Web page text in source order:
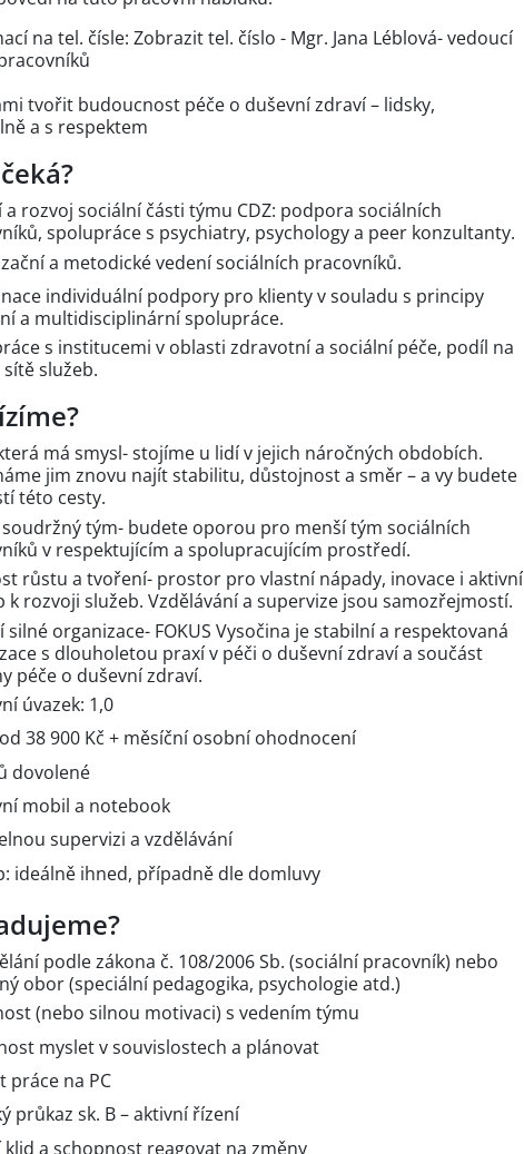
na tel. čísle: Zobrazit tel. číslo - Mgr. Jana Léblová- vedoucí
tvořit budoucnost péče o duševní zdraví – lidsky,
a s respektem
a rozvoj sociální části týmu CDZ: podpora sociálních
spolupráce s psychiatry, psychology a peer konzultanty.
a metodické vedení sociálních pracovníků.
individuální podpory pro klienty v souladu s principy
a multidisciplinární spolupráce.
s institucemi v oblasti zdravotní a sociální péče, podíl na
služeb.
má smysl- stojíme u lidí v jejich náročných obdobích.
jim znovu najít stabilitu, důstojnost a směr – a vy budete
této cesty.
soudržný tým- budete oporou pro menší tým sociálních
v respektujícím a spolupracujícím prostředí.
růstu a tvoření- prostor pro vlastní nápady, inovace i aktivní
k rozvoji služeb. Vzdělávání a supervize jsou samozřejmostí.
silné organizace- FOKUS Vysočina je stabilní a respektovaná
s dlouholetou praxí v péči o duševní zdraví a součást
péče o duševní zdraví.
úvazek: 1,0
38 900 Kč + měsíční osobní ohodnocení
dovolené
mobil a notebook
supervizi a vzdělávání
ideálně ihned, případně dle domluvy
podle zákona č. 108/2006 Sb. (sociální pracovník) nebo
obor (speciální pedagogika, psychologie atd.)
(nebo silnou motivaci) s vedením týmu
myslet v souvislostech a plánovat
práce na PC
průkaz sk. B – aktivní řízení
a schopnost reagovat na změny